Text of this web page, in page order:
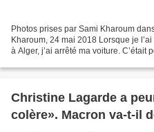
Photos prises par Sami Kharoum
Kharoum, 24 mai 2018 Lorsque je
à Alger, j’ai arrêté ma voiture.
Christine Lagarde a
colère». Macron va-t-il